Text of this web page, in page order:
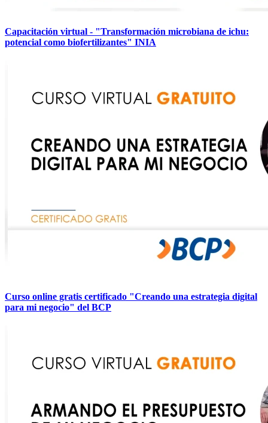
Capacitación virtual - "Transformación microbiana de ichu:
potencial como biofertilizantes" INIA
Curso online gratis certificado "Creando una estrategia digital
para mi negocio" del BCP